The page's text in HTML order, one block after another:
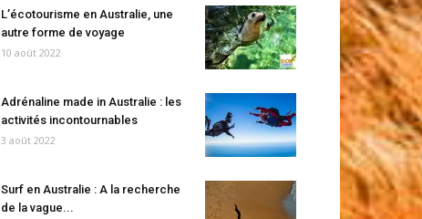
L’écotourisme en Australie, une
autre forme de voyage
10 août 2022
Adrénaline made in Australie : les
activités incontournables
3 août 2022
Surf en Australie : A la recherche
de la vague...